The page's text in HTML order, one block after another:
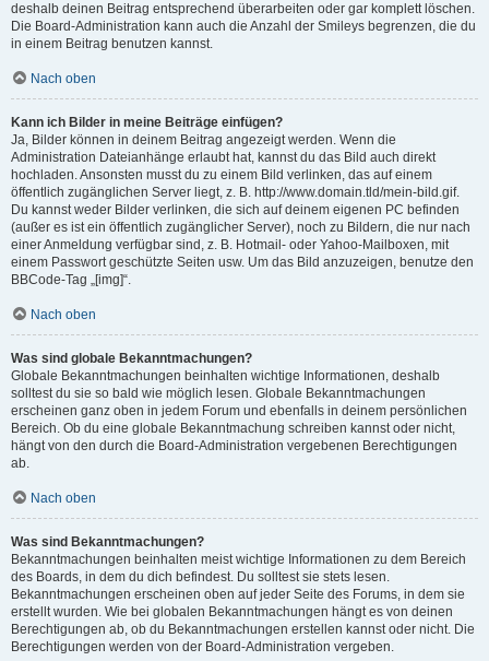
deshalb deinen Beitrag entsprechend überarbeiten oder gar komplett löschen.
Die Board-Administration kann auch die Anzahl der Smileys begrenzen, die du
in einem Beitrag benutzen kannst.
Nach oben
Kann ich Bilder in meine Beiträge einfügen?
Ja, Bilder können in deinem Beitrag angezeigt werden. Wenn die
Administration Dateianhänge erlaubt hat, kannst du das Bild auch direkt
hochladen. Ansonsten musst du zu einem Bild verlinken, das auf einem
öffentlich zugänglichen Server liegt, z. B. http://www.domain.tld/mein-bild.gif.
Du kannst weder Bilder verlinken, die sich auf deinem eigenen PC befinden
(außer es ist ein öffentlich zugänglicher Server), noch zu Bildern, die nur nach
einer Anmeldung verfügbar sind, z. B. Hotmail- oder Yahoo-Mailboxen, mit
einem Passwort geschützte Seiten usw. Um das Bild anzuzeigen, benutze den
BBCode-Tag „[img]“.
Nach oben
Was sind globale Bekanntmachungen?
Globale Bekanntmachungen beinhalten wichtige Informationen, deshalb
solltest du sie so bald wie möglich lesen. Globale Bekanntmachungen
erscheinen ganz oben in jedem Forum und ebenfalls in deinem persönlichen
Bereich. Ob du eine globale Bekanntmachung schreiben kannst oder nicht,
hängt von den durch die Board-Administration vergebenen Berechtigungen
ab.
Nach oben
Was sind Bekanntmachungen?
Bekanntmachungen beinhalten meist wichtige Informationen zu dem Bereich
des Boards, in dem du dich befindest. Du solltest sie stets lesen.
Bekanntmachungen erscheinen oben auf jeder Seite des Forums, in dem sie
erstellt wurden. Wie bei globalen Bekanntmachungen hängt es von deinen
Berechtigungen ab, ob du Bekanntmachungen erstellen kannst oder nicht. Die
Berechtigungen werden von der Board-Administration vergeben.